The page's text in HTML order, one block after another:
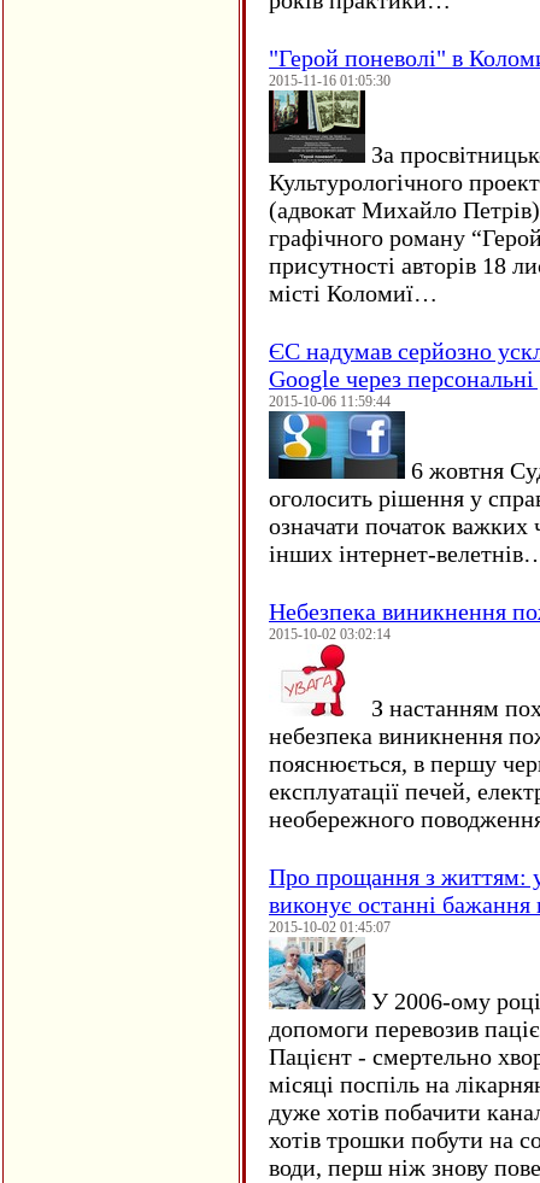
"Герой поневолі" в
2015-11-16 01:05:30
За
Культурологічного
(адвокат Михайло
графічного роману
присутності авторів 18
місті Коломиї…
ЄC надумав серйозно
Google через персональні
2015-10-06 11:59:44
6 жовтня
оголосить рішення у
означати початок важких
інших інтернет-
Небезпека виникнення
2015-10-02 03:02:14
З настанням
небезпека виникнення
пояснюється, в першу
експлуатації печей,
необережного
Про прощання з життям:
виконує останні
2015-10-02 01:45:07
У 2006-ому
допомоги перевозив
Пацієнт - смертельно
місяці поспіль на
дуже хотів побачити
хотів трошки побути на
води, перш ніж знову